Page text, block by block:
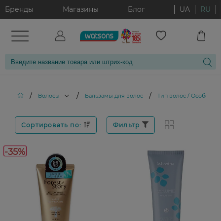
Бренды Магазины Блог UA RU
/ Волосы / Бальзамы для волос / Тип волос /
Сортировать по: Фильтр
-35%